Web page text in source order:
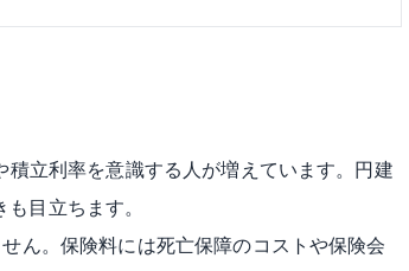
立利率を意識する人が増えています。円建
目立ちます。
ん。保険料には死亡保障のコストや保険会